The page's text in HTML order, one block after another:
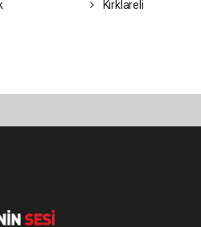
Kırklareli